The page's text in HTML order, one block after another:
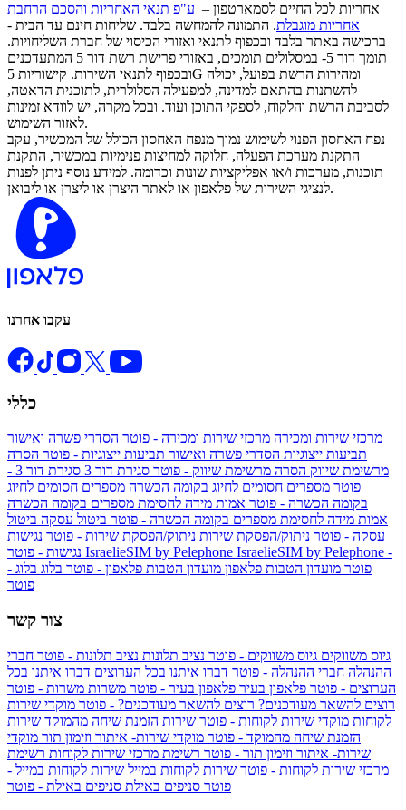
אחריות לכל החיים לסמארטפון – ע"פ תנאי האחריות והסכם הרחבת
אחריות מוגבלת. התמונה להמחשה בלבד. שליחות חינם עד הבית -
ברכישה באתר בלבד ובכפוף לתנאי ואזורי הכיסוי של חברת השליחויות.
תומך דור 5- במסלולים תומכים, באזורי פרישת רשת דור 5 המתעדכנים
ובכפוף לתנאי השירות. קישוריות 5G ומהירות הרשת בפועל, יכולה
להשתנות בהתאם למדינה, למפעילה הסלולרית, לתוכנית הדאטה,
לסביבת הרשת והלקוח, לספקי התוכן ועוד. ובכל מקרה, יש לוודא זמינות
לאזור השימוש.
נפח האחסון הפנוי לשימוש נמוך מנפח האחסון הכולל של המכשיר, עקב
התקנת מערכת הפעלה, חלוקה למחיצות פנימיות במכשיר, התקנת
תוכנות, מערכות ו/או אפליקציות שונות וכדומה. למידע נוסף ניתן לפנות
לנציגי השירות של פלאפון או לאתר היצרן או ליצרן או ליבואן.
עקבו אחרנו
כללי
מרכזי שירות ומכירה מרכזי שירות ומכירה - פוטר הסדרי פשרה ואישור
תביעות ייצוגיות הסדרי פשרה ואישור תביעות ייצוגיות - פוטר הסרה
מרשימת שיווק הסרה מרשימת שיווק - פוטר סגירת דור 3
סגירת דור 3 -
פוטר מספרים חסומים לחיוג בקומה הכשרה מספרים חסומים לחיוג
בקומה הכשרה - פוטר אמות מידה לחסימת מספרים בקומה הכשרה
אמות מידה לחסימת מספרים בקומה הכשרה - פוטר ביטול עסקה ביטול
עסקה - פוטר ניתוק/הפסקת שירות ניתוק/הפסקת שירות - פוטר נגישות
IsraelieSIM by Pelephone IsraelieSIM by Pelephone -
פוטר מועדון הטבות פלאפון מועדון הטבות פלאפון - פוטר בלוג בלוג -
פוטר
צור קשר
גיוס משווקים גיוס משווקים - פוטר נציב תלונות נציב תלונות - פוטר חברי
ההנהלה חברי ההנהלה - פוטר דברו איתנו בכל הערוצים דברו איתנו בכל
הערוצים - פוטר פלאפון בעיר פלאפון בעיר - פוטר משרות משרות - פוטר
רוצים להשאר מעודכנים? רוצים להשאר מעודכנים? - פוטר מוקדי שירות
לקוחות מוקדי שירות לקוחות - פוטר שירות הזמנת שיחה מהמוקד שירות
הזמנת שיחה מהמוקד - פוטר מוקדי שירות- איתור וזימון תור מוקדי
שירות- איתור וזימון תור - פוטר רשימת מרכזי שירות לקוחות רשימת
מרכזי שירות לקוחות - פוטר שירות לקוחות במייל שירות לקוחות במייל -
פוטר סניפים באילת סניפים באילת - פוטר